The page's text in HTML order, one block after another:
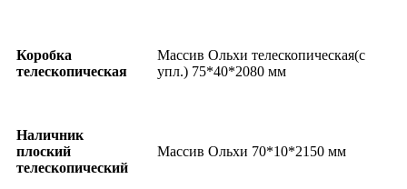
Коробка
телескопическая
Массив Ольхи телескопическая(с
упл.) 75*40*2080 мм
Наличник
плоский
телескопический
Массив Ольхи 70*10*2150 мм